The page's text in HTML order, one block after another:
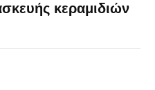
κεραμιδιών